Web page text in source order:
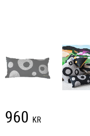
960 KR